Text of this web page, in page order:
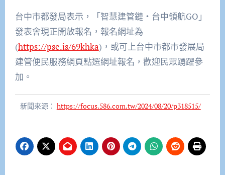
台中市都發局表示，「智慧建管鏈‧台中領航GO」
發表會現正開放報名，報名網址為
(https://pse.is/69khka)，或可上台中市都市發展局
建管便民服務網頁點選網址報名，歡迎民眾踴躍參
加。
新聞來源： https://focus.586.com.tw/2024/08/20/p318515/